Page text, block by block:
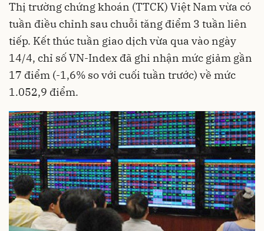
Thị trường chứng khoán (TTCK) Việt Nam vừa có
tuần điều chỉnh sau chuỗi tăng điểm 3 tuần liên
tiếp. Kết thúc tuần giao dịch vừa qua vào ngày
14/4, chỉ sốVN-Index đã ghi nhận mức giảm gần
17 điểm (-1,6% so với cuối tuần trước) về mức
1.052,9 điểm.